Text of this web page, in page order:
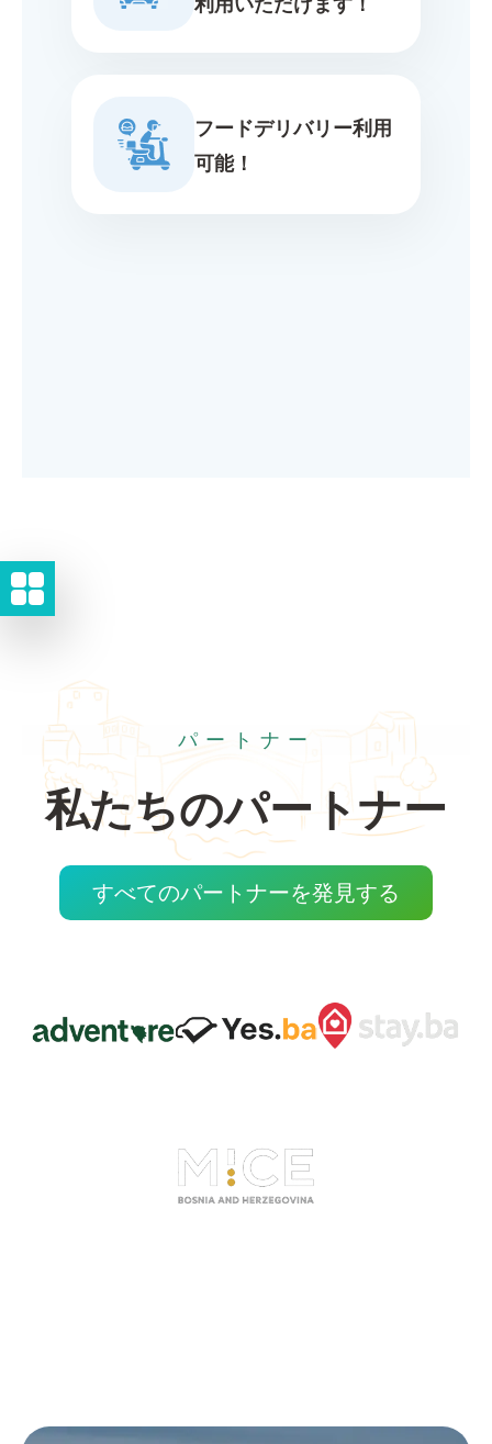
フードデリバリー利用
可能！
パートナー
私たちのパートナー
すべてのパートナーを発見する